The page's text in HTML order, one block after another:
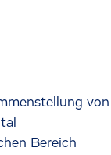
von
Bereich